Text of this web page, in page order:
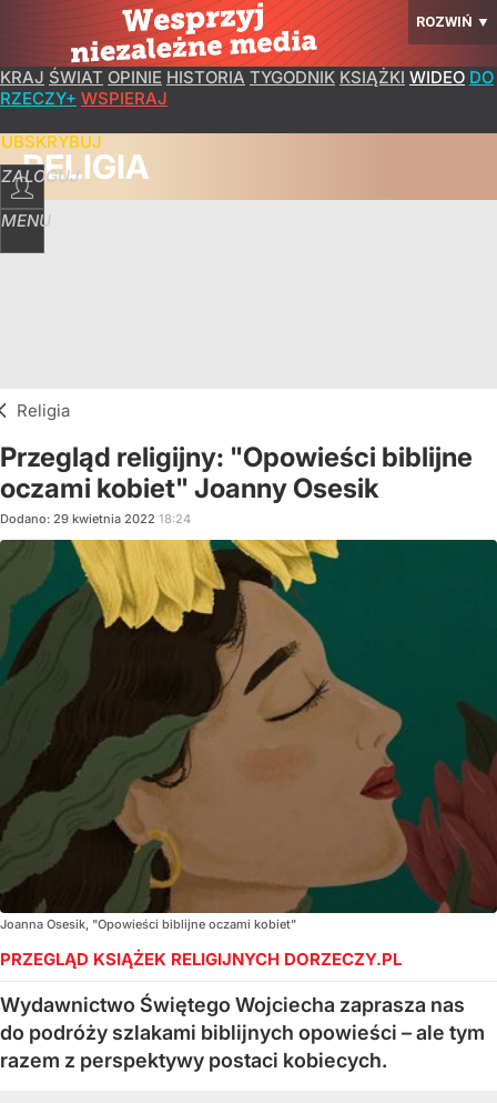
ROZWIŃ ▼
KRAJ ŚWIAT OPINIE HISTORIA TYGODNIK KSIĄŻKI WIDEO DO
RZECZY+ WSPIERAJ
ZALOGUJ
MENU
RELIGIA
Religia
Przegląd religijny: "Opowieści biblijne
oczami kobiet" Joanny Osesik
Dodano: 29 kwietnia 2022 18:24
Joanna Osesik, "Opowieści biblijne oczami kobiet"
PRZEGLĄD KSIĄŻEK RELIGIJNYCH DORZECZY.PL
Wydawnictwo Świętego Wojciecha zaprasza nas
do podróży szlakami biblijnych opowieści – ale tym
razem z perspektywy postaci kobiecych.